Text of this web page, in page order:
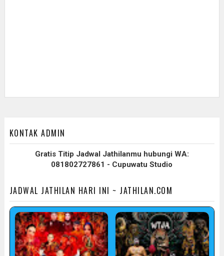
KONTAK ADMIN
Gratis Titip Jadwal Jathilanmu hubungi WA:
081802727861 - Cupuwatu Studio
JADWAL JATHILAN HARI INI ~ JATHILAN.COM